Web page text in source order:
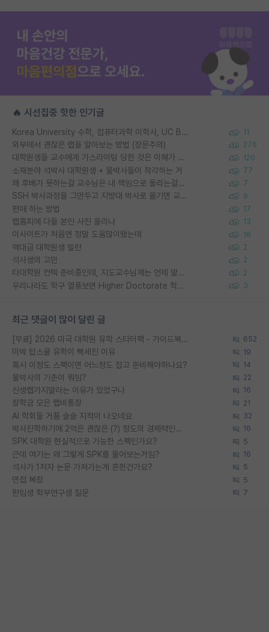
🔥 시선집중 핫한 인기글
Korea University 수학, 컴퓨터과학 이학사, UC Berkeley 산업공학 대학원 공학박사가 되는 것은 쉽지 않겠죠? 11
외부에서 괜찮은 랩을 알아보는 방법 (장문주의) 276
대학원생들 교수에게 가스라이팅 당한 것은 이해가 갑니다. 안타깝네요. 120
소재분야 석박사 대학원생 + 물박사들이 착각하는 거 77
왜 후배가 못하는걸 교수님은 내 책임으로 돌리는걸까요? 7
SSH 박사과정을 그만두고 지방대 박사로 옮기면 교수의 꿈은 끝일까요? 9
편애 하는 방법 17
랩홈피에 다들 본인 사진 올리냐 13
이사이트가 처음엔 정말 도움많이됐는데 16
역대급 대학원생 빌런 2
석사생의 고민 2
타대학원 컨텍 준비중인데, 지도교수님께는 언제 말씀드려야 할까요? 2
우리나라도 학구 열풍보면 Higher Doctorate 학위가 필요하다고 봅니다. 3
최근 댓글이 많이 달린 글
[무료] 2026 미국 대학원 유학 스타터팩 - 가이드북 & 합격자 컨택메일 템플릿 652
미박 탑스쿨 유학이 빡세진 이유 19
혹시 이정도 스펙이면 어느정도 잡고 준비해야하나요? 14
물박사의 기준이 뭐임? 22
신생랩가지말라는 이유가 있었구나 16
장학금 모은 랩비통장 21
AI 학회들 거품 슬슬 지적이 나오네요 32
박사진학하기에 2억은 괜찮은 (?) 정도의 경제력인가요 16
SPK 대학원 현실적으로 가능한 스펙인가요? 5
근데 여기는 왜 그렇게 SPK를 물어보는거임? 16
석사가 1저자 논문 가져가는게 흔한건가요? 5
면접 복장 5
편입생 학부연구생 질문 7